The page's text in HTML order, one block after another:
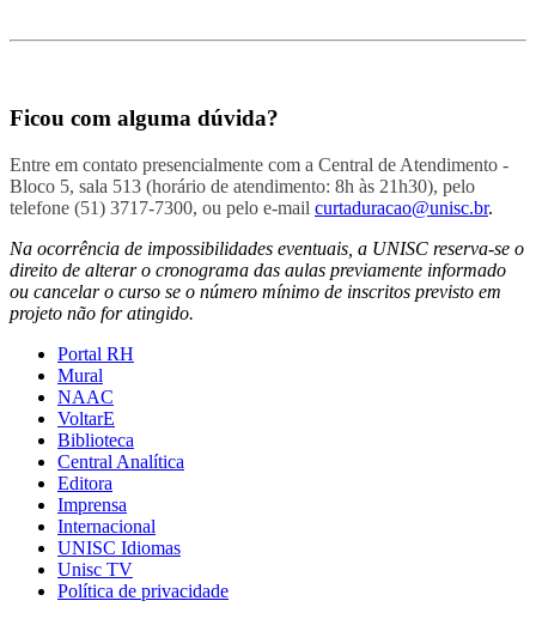
Ficou com alguma dúvida?
Entre em contato presencialmente com a Central de Atendimento -
Bloco 5, sala 513 (horário de atendimento: 8h às 21h30), pelo
telefone (51) 3717-7300, ou pelo e-mail curtaduracao@unisc.br.
Na ocorrência de impossibilidades eventuais, a UNISC reserva-se o
direito de alterar o cronograma das aulas previamente informado
ou cancelar o curso se o número mínimo de inscritos previsto em
projeto não for atingido.
Portal RH
Mural
NAAC
VoltarE
Biblioteca
Central Analítica
Editora
Imprensa
Internacional
UNISC Idiomas
Unisc TV
Política de privacidade